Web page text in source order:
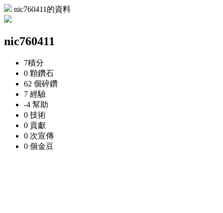
nic760411的資料
nic760411
7積分
0 顆鑽石
62 個碎鑽
7 經驗
-4 幫助
0 技術
0 貢獻
0 次宣傳
0 個金豆